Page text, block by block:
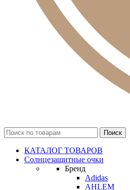
КАТАЛОГ ТОВАРОВ
Солнцезащитные очки
Бренд
Adidas
AHLEM